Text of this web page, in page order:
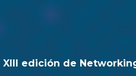
XIII edición de